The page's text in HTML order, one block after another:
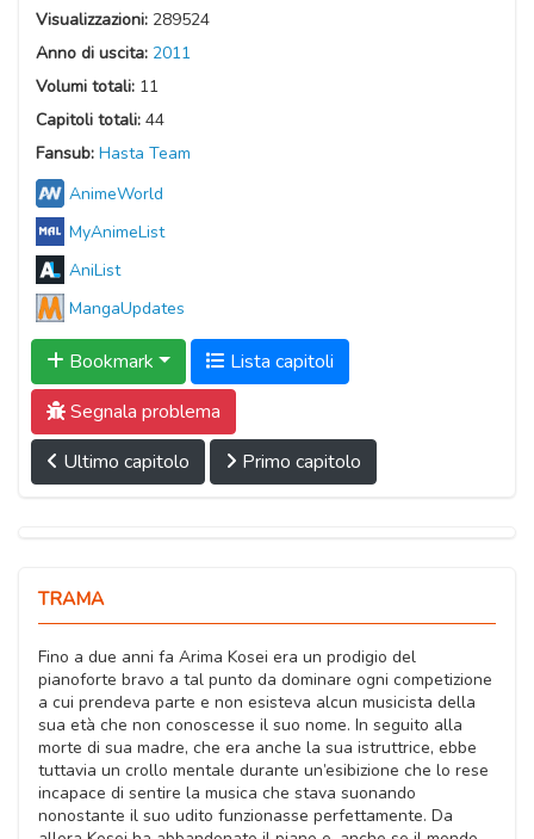
Visualizzazioni: 289524
Anno di uscita: 2011
Volumi totali: 11
Capitoli totali: 44
Fansub: Hasta Team
AnimeWorld
MyAnimeList
AniList
MangaUpdates
Bookmark
Lista capitoli
Segnala problema
Ultimo capitolo
Primo capitolo
TRAMA
Fino a due anni fa Arima Kosei era un prodigio del
pianoforte bravo a tal punto da dominare ogni competizione
a cui prendeva parte e non esisteva alcun musicista della
sua età che non conoscesse il suo nome. In seguito alla
morte di sua madre, che era anche la sua istruttrice, ebbe
tuttavia un crollo mentale durante un’esibizione che lo rese
incapace di sentire la musica che stava suonando
nonostante il suo udito funzionasse perfettamente. Da